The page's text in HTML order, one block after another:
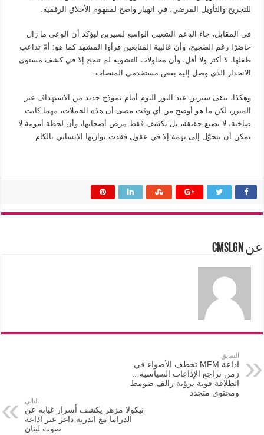
للتجريح والتأويل المرضي، في انهيار واضح لمفهوم الأخلاق الرقمية.
في المقابل، جاء الدعم الشعبي الواسع لسيرين ليؤكد أن الوعي ما زال
حاضرًا رغم الضجيج، وأن غالبية المتابعين قرأوا المشهد كما هو: أمّ تداعب
طفلها، لا أكثر ولا أقل، وأن محاولات التشويه لم تنجح إلا في كشف مستوى
الانحدار الذي وصل إليه بعض مستخدمي المنصات.
وهكذا، تبقى سيرين عبد النور اليوم أمام نموذج جديد من الاستهداف غير
المبرر، لكن ما هو أوضح من أي وقت مضى أن هذه الحملات، مهما كانت
صاخبة، لا تصنع حقيقة، بل تكشف فقط مرض أصحابها، وأن لحظة أمومة لا
يمكن أن تتحوّل إلى تهمة إلا في عقول فقدت توازنها الإنساني بالكام
عن cmslgn
السابق
اذاعة MFM تخطف الأضواء في
زمن تراجع الإذاعات السياسية…
انطلاقة قوية برؤية رالف ضومط
ومحتوى متجدد
التالي
نيكولا مزهر يكشف أسرار غيابه عن
الدراما مع اندريه داغر عبر اذاعة
صوت لبنان